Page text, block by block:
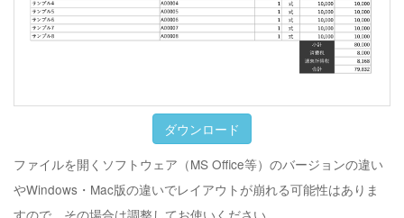
ダウンロード
ファイルを開くソフトウェア（MS Office等）のバージョンの違い
やWindows・Mac版の違いでレイアウトが崩れる可能性はありま